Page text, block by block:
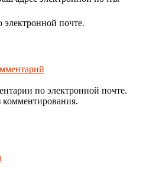
почте.
по электронной почте.
комментирования.